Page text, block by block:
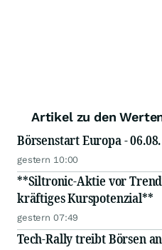
Artikel zu den
Börsenstart Europa -
gestern 10:00
**Siltronic-Aktie vor
kräftiges Kurspotenzial**
gestern 07:49
Tech-Rally treibt Börsen